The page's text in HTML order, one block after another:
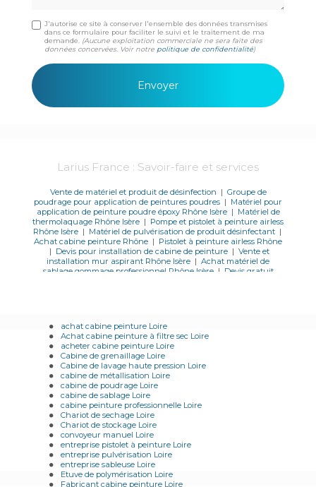
J'autorise ce site à conserver l'ensemble des données transmises
dans ce formulaire pour faciliter le suivi et le traitement de ma
demande. (Aucune exploitation commerciale ne sera faite des
données concervées. Voir notre politique de confidentialité)
Larius France : Savoir-faire et services
Vente de matériel et produit de désinfection | Groupe de
poudrage pour application de peintures poudres | Matériel pour
application de peinture poudre époxy Rhône Isère| Matériel de
thermolaquage Rhône Isère | Pompe et pistolet à peinture airless
Rhône Isère| Matériel de pulvérisation de produit désinfectant|
Achat cabine peinture Rhône | Pistolet à peinture airless Rhône
| Devis pour installation de cabine de peinture| Vente et
installation mur aspirant Rhône Isère | Achat matériel de
sablage gommage professionnel Rhône Isère| Devis gratuit
achat cabine peinture Loire
Achat cabine peinture à filtre sec Loire
acheter cabine peinture Loire
Cabine de grenaillage Loire
Cabine de lavage haute pression Loire
cabine de métallisation Loire
cabine de poudrage Loire
cabine de sablage Loire
cabine peinture professionnelle Loire
Chariot de sechage Loire
Chariot de stockage Loire
convoyeur manuel Loire
entreprise pistolet à peinture Loire
entreprise pulvérisation Loire
entreprise sableuse Loire
Etuve de polymérisation Loire
Fabricant cabine peinture Loire